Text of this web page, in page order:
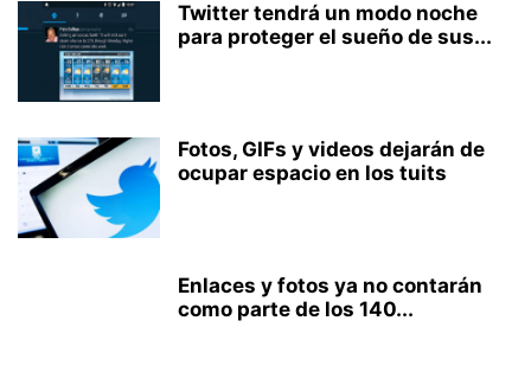
Twitter tendrá un modo noche
para proteger el sueño de sus...
Fotos, GIFs y videos dejarán de
ocupar espacio en los tuits
Enlaces y fotos ya no contarán
como parte de los 140...